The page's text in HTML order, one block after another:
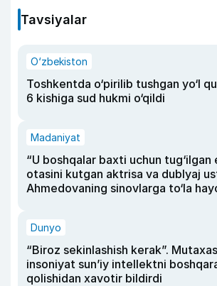
Tavsiyalar
O‘zbekiston
Toshkentda o‘pirilib tushgan yo‘l
6 kishiga sud hukmi o‘qildi
Madaniyat
“U boshqalar baxti uchun tug‘ilgan
otasini kutgan aktrisa va dublyaj
Ahmedovaning sinovlarga to‘la
Dunyo
“Biroz sekinlashish kerak”.
insoniyat sun’iy intellektni
qolishidan xavotir bildirdi